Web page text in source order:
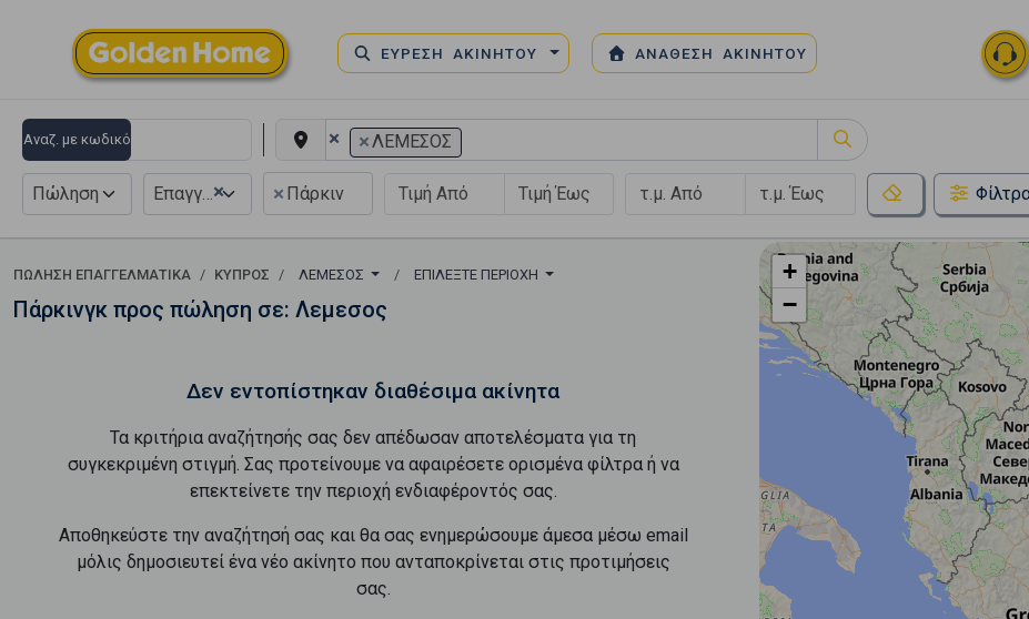
ΕΥΡΕΣΗ ΑΚΙΝΗΤΟΥ ΑΝΑΘΕΣΗ ΑΚΙΝΗΤΟΥ
Αναζ. με κωδικό × ×ΛΕΜΕΣΟΣ
Πώληση ×
Επαγγελματικό × Πάρκιν
ΠΏΛΗΣΗ ΕΠΑΓΓΕΛΜΑΤΙΚΆ ΚΥΠΡΟΣ ΛΕΜΕΣΟΣ ΕΠΙΛΈΞΤΕ ΠΕΡΙΟΧΉ
Πάρκινγκ προς πώληση σε: Λεμεσος
Δεν εντοπίστηκαν διαθέσιμα ακίνητα
Τα κριτήρια αναζήτησής σας δεν απέδωσαν αποτελέσματα για τη
συγκεκριμένη στιγμή. Σας προτείνουμε να αφαιρέσετε ορισμένα φίλτρα ή να
επεκτείνετε την περιοχή ενδιαφέροντός σας.
Αποθηκεύστε την αναζήτησή σας και θα σας ενημερώσουμε άμεσα μέσω email
μόλις δημοσιευτεί ένα νέο ακίνητο που ανταποκρίνεται στις προτιμήσεις
σας.
+
−